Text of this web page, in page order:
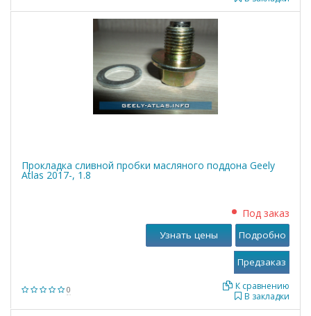
Прокладка сливной пробки масляного поддона Geely
Atlas 2017-, 1.8
0
Под заказ
В закладки
К сравнению
Узнать цены Подробно